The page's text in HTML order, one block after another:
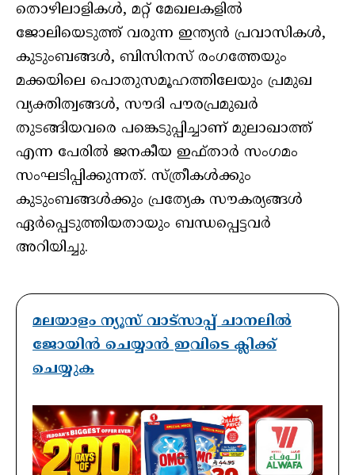
തൊഴിലാളികൾ, മറ്റ് മേഖലകളിൽ
ജോലിയെടുത്ത് വരുന്ന ഇന്ത്യൻ പ്രവാസികൾ,
കുടുംബങ്ങൾ, ബിസിനസ് രംഗത്തേയും
മക്കയിലെ പൊതുസമൂഹത്തിലേയും പ്രമുഖ
വ്യക്തിത്വങ്ങൾ, സൗദി പൗരപ്രമുഖർ
തുടങ്ങിയവരെ പങ്കെടുപ്പിച്ചാണ് മുലാഖാത്ത്
എന്ന പേരിൽ ജനകീയ ഇഫ്താർ സംഗമം
സംഘടിപ്പിക്കുന്നത്. സ്ത്രീകൾക്കും
കുടുംബങ്ങൾക്കും പ്രത്യേക സൗകര്യങ്ങൾ
ഏർപ്പെടുത്തിയതായും ബന്ധപ്പെട്ടവർ
അറിയിച്ചു.
മലയാളം ന്യൂസ് വാട്സാപ്പ് ചാനലിൽ
ജോയിൻ ചെയ്യാൻ ഇവിടെ ക്ലിക്ക്
ചെയ്യുക